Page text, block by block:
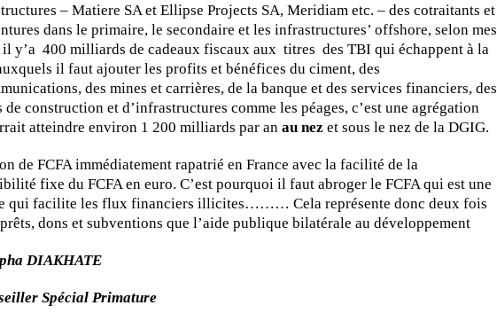
– Matiere SA et Ellipse Projects SA, Meridiam etc. – des cotraitants et
dans le primaire, le secondaire et les infrastructures’ offshore, selon mes
y’a 400 milliards de cadeaux fiscaux aux titres des TBI qui échappent à la
il faut ajouter les profits et bénéfices du ciment, des
des mines et carrières, de la banque et des services financiers, des
de construction et d’infrastructures comme les péages, c’est une agrégation
atteindre environ 1 200 milliards par an au nezet sous le nez de la DGIG.
de FCFA immédiatement rapatrié en France avec la facilité de la
fixe du FCFA en euro. C’est pourquoi il faut abroger le FCFA qui est une
qui facilite les flux financiers illicites……… Cela représente donc deux fois
dons et subventions que l’aide publique bilatérale au développement
DIAKHATE
Spécial Primature